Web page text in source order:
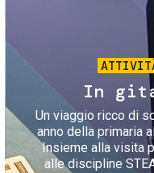
In
Un viaggio ricco di
anno della primaria
Insieme alla visita
alle discipline